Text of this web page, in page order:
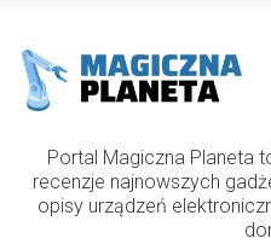
Portal Magiczna Planeta
recenzje najnowszych
opisy urządzeń